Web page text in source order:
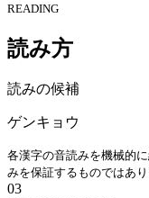
READING
読み方
読みの候補
ゲンキョウ
各漢字の音読みを機械的
みを保証するものではあり
03